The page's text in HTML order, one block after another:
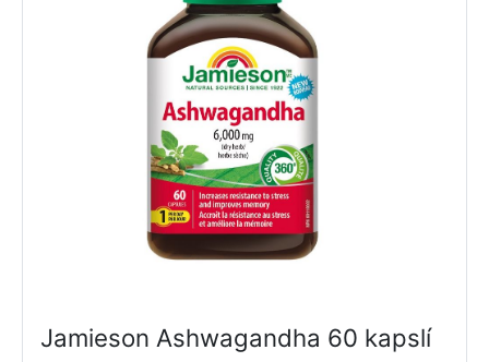
Jamieson Ashwagandha 60 kapslí